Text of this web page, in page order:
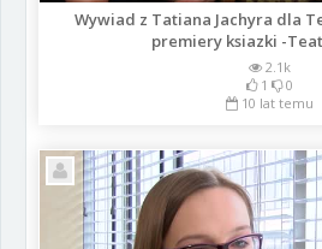
Wywiad z Tatiana Jachyra dla
premiery ksiazki -
2.1k
1
0
10 lat temu